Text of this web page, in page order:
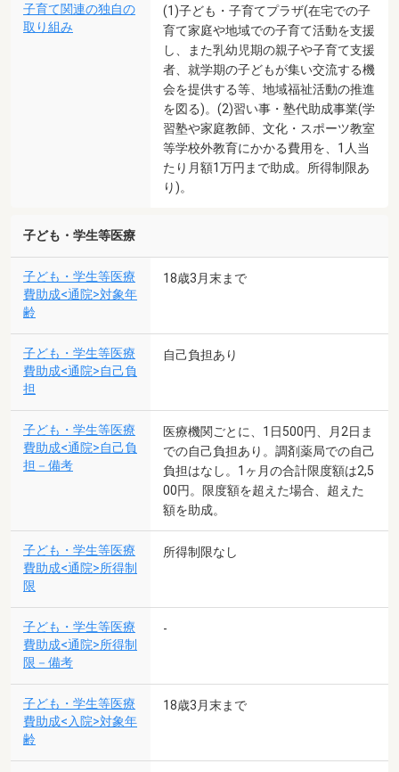
子育て関連の独自の
取り組み
(1)子ども・子育てプラザ(在宅での子
育て家庭や地域での子育て活動を支援
し、また乳幼児期の親子や子育て支援
者、就学期の子どもが集い交流する機
会を提供する等、地域福祉活動の推進
を図る)。(2)習い事・塾代助成事業(学
習塾や家庭教師、文化・スポーツ教室
等学校外教育にかかる費用を、1人当
たり月額1万円まで助成。所得制限あ
り)。
子ども・学生等医療
子ども・学生等医療
費助成<通院>対象年
齢
18歳3月末まで
子ども・学生等医療
費助成<通院>自己負
担
自己負担あり
子ども・学生等医療
費助成<通院>自己負
担－備考
医療機関ごとに、1日500円、月2日ま
での自己負担あり。調剤薬局での自己
負担はなし。1ヶ月の合計限度額は2,5
00円。限度額を超えた場合、超えた
額を助成。
子ども・学生等医療
費助成<通院>所得制
限
所得制限なし
子ども・学生等医療
費助成<通院>所得制
限－備考
-
子ども・学生等医療
費助成<入院>対象年
齢
18歳3月末まで